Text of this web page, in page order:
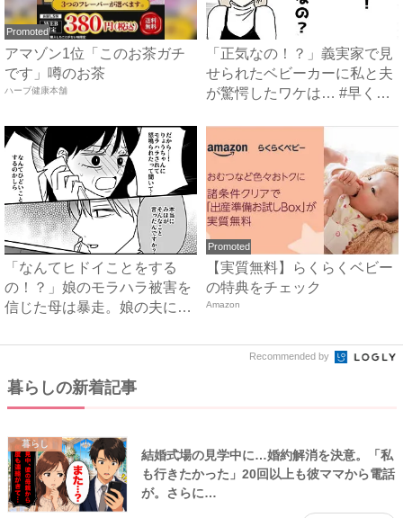
Promoted
アマゾン1位「このお茶ガチ
です」噂のお茶
ハーブ健康本舗
「正気なの！？」義実家で見
せられたベビーカーに私と夫
が驚愕したワケは… #早く
「なんてヒドイことをする
の！？」娘のモラハラ被害を
信じた母は暴走。娘の夫に電
Promoted
【実質無料】らくらくベビー
の特典をチェック
Amazon
Recommended by
暮らしの新着記事
暮らし
結婚式場の見学中に…婚約解消を決意。「私
も行きたかった」20回以上も彼ママから電話
が。さらに…